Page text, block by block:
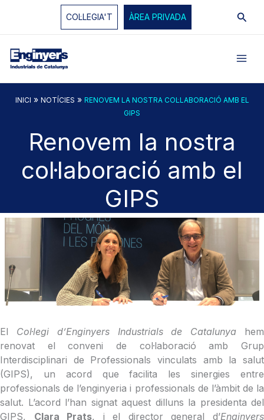
COL·LEGIA'T ÀREA PRIVADA
INICI » NOTÍCIES » RENOVEM LA NOSTRA COL·LABORACIÓ AMB EL
GIPS
Renovem la nostra
col·laboració amb el
GIPS
El Col·legi d’Enginyers Industrials de Catalunya hem
renovat el conveni de col·laboració amb Grup
Interdisciplinari de Professionals vinculats amb la salut
(GIPS), un acord que facilita les sinergies entre
professionals de l’enginyeria i professionals de l’àmbit de la
salut. L’acord l’han signat aquest dilluns la presidenta del
GIPS, Clara Prats, i el director general d’Enginyers